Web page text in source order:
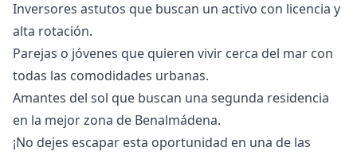
Inversores astutos que buscan un activo con licencia y
alta rotación.
Parejas o jóvenes que quieren vivir cerca del mar con
todas las comodidades urbanas.
Amantes del ‌sol ‌que ‌buscan ‌una ‌segunda residencia
en la mejor ‌zona ‌de ‌Benalmádena.
¡No dejes escapar ‌esta ‌oportunidad ‌en ‌una de ‌las